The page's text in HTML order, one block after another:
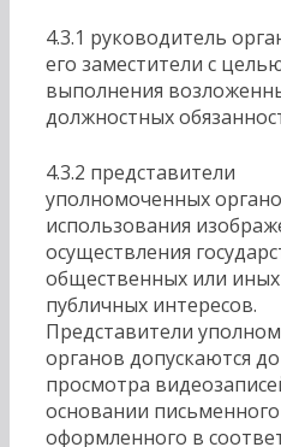
4.3.1 руководитель
его заместители с
выполнения
должностных
4.3.2 представители
уполномоченных
использования
осуществления
общественных или иных
публичных интересов.
Представители
органов допускаются до
просмотра
основании письменного
оформленного в